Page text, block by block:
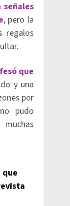
, pero la
regalos
que
y una
por
pudo
que